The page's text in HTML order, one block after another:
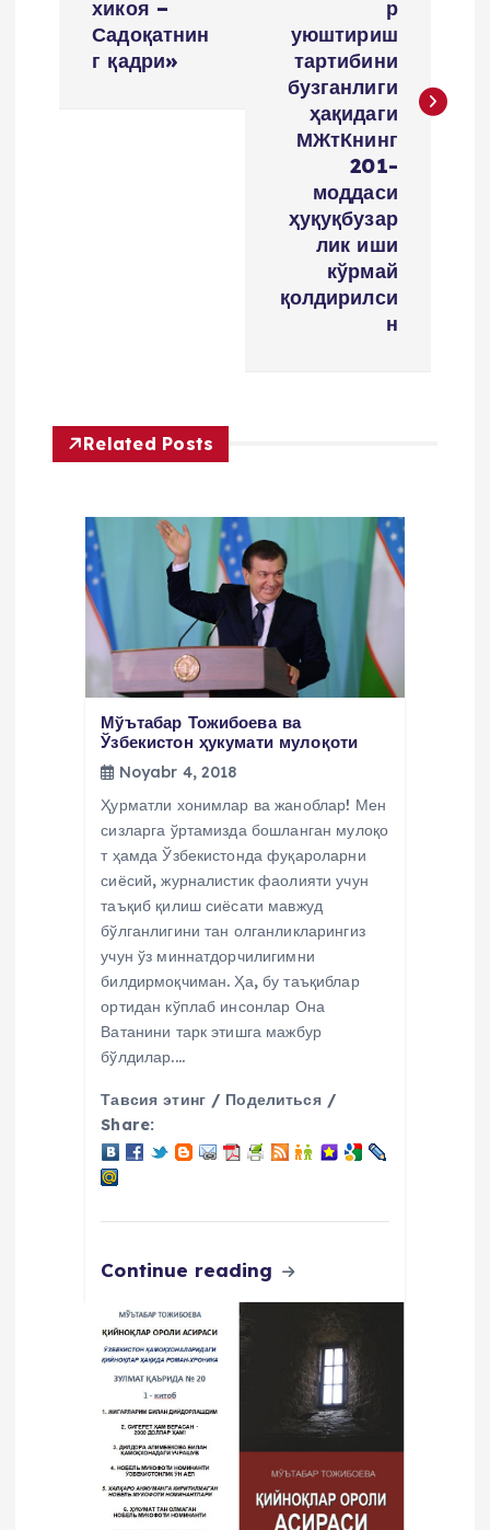
хикоя –
Садоқатнин
г қадри»
р
уюштириш
тартибини
бузганлиги
ҳақидаги
МЖтКнинг
201-
моддаси
ҳуқуқбузар
лик иши
кўрмай
қолдирилси
н
Related Posts
Мўътабар Тожибоева ва
Ўзбекистон ҳукумати мулоқоти
Noyabr 4, 2018
Ҳурматли хонимлар ва жаноблар! Мен
сизларга ўртамизда бошланган мулоқо
т ҳамда Ўзбекистонда фуқароларни
сиёсий, журналистик фаолияти учун
таъқиб қилиш сиёсати мавжуд
бўлганлигини тан олганликларингиз
учун ўз миннатдорчилигимни
билдирмоқчиман. Ҳа, бу таъқиблар
ортидан кўплаб инсонлар Она
Ватанини тарк этишга мажбур
бўлдилар.…
Тавсия этинг / Поделиться /
Share:
Continue reading